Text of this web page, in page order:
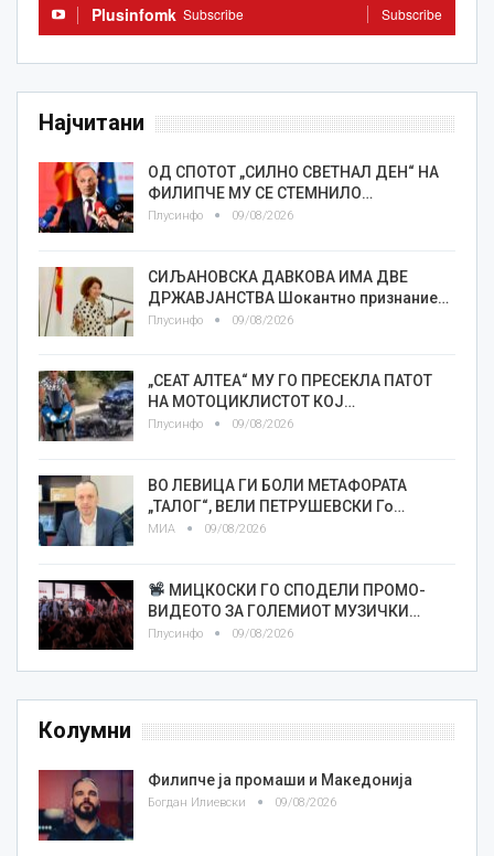
Plusinfomk Subscribe Subscribe
Најчитани
ОД СПОТОТ „СИЛНО СВЕТНАЛ ДЕН“ НА
ФИЛИПЧЕ МУ СЕ СТЕМНИЛО…
Плусинфо 09/08/2026
СИЉАНОВСКА ДАВКОВА ИМА ДВЕ
ДРЖАВЈАНСТВА Шокантно признание…
Плусинфо 09/08/2026
„СЕАТ АЛТЕА“ МУ ГО ПРЕСЕКЛА ПАТОТ
НА МОТОЦИКЛИСТОТ КОЈ…
Плусинфо 09/08/2026
ВО ЛЕВИЦА ГИ БОЛИ МЕТАФОРАТА
„ТАЛОГ“, ВЕЛИ ПЕТРУШЕВСКИ Го…
МИА 09/08/2026
МИЦКОСКИ ГО СПОДЕЛИ ПРОМО-
ВИДЕОТО ЗА ГОЛЕМИОТ МУЗИЧКИ…
Плусинфо 09/08/2026
Колумни
Филипче ја промаши и Македонија
Богдан Илиевски 09/08/2026